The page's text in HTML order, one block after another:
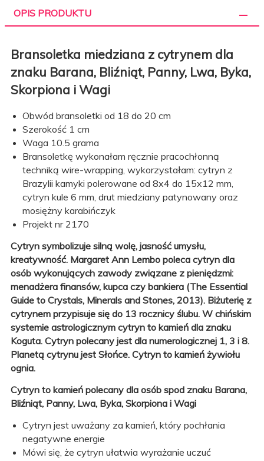
OPIS PRODUKTU
Bransoletka miedziana z cytrynem dla
znaku Barana, Bliźniąt, Panny, Lwa, Byka,
Skorpiona i Wagi
Obwód bransoletki od 18 do 20 cm
Szerokość 1 cm
Waga 10.5 grama
Bransoletkę wykonałam ręcznie pracochłonną
techniką wire-wrapping, wykorzystałam: cytryn z
Brazylii kamyki polerowane od 8x4 do 15x12 mm,
cytryn kule 6 mm, drut miedziany patynowany oraz
mosiężny karabińczyk
Projekt nr 2170
Cytryn symbolizuje silną wolę, jasność umysłu,
kreatywność. Margaret Ann Lembo poleca cytryn dla
osób wykonujących zawody związane z pieniędzmi:
menadżera finansów, kupca czy bankiera (The Essential
Guide to Crystals, Minerals and Stones, 2013). Biżuterię z
cytrynem przypisuje się do 13 rocznicy ślubu. W chińskim
systemie astrologicznym cytryn to kamień dla znaku
Koguta. Cytryn polecany jest dla numerologicznej 1, 3 i 8.
Planetą cytrynu jest Słońce. Cytryn to kamień żywiołu
ognia.
Cytryn to kamień polecany dla osób spod znaku Barana,
Bliźniąt, Panny, Lwa, Byka, Skorpiona i Wagi
Cytryn jest uważany za kamień, który pochłania
negatywne energie
Mówi się, że cytryn ułatwia wyrażanie uczuć